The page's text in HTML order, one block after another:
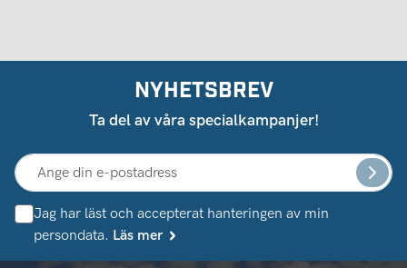
NYHETSBREV
Ta del av våra specialkampanjer!
Jag har läst och accepterat hanteringen av min
persondata. Läs mer